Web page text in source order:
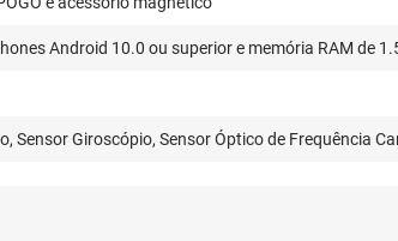
Android 10.0 ou superior e memória RAM de
Sensor Giroscópio, Sensor Óptico de Frequência